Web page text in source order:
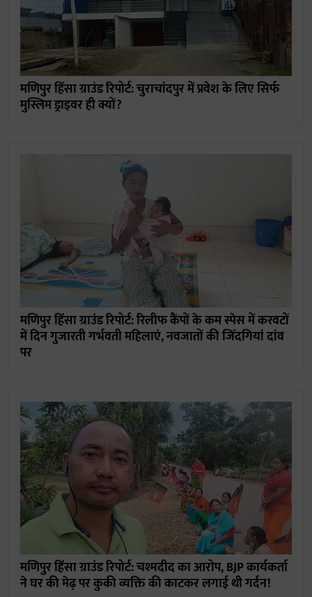
मणिपुर हिंसा ग्राउंड रिपोर्ट: चुराचांदपुर में प्रवेश के लिए सिर्फ
मुस्लिम ड्राइवर ही क्यों?
मणिपुर हिंसा ग्राउंड रिपोर्ट: रिलीफ कैंपों के कम स्पेस में करवटों
में दिन गुजारती गर्भवती महिलाएं, नवजातों की जिंदगियां दांव
पर
मणिपुर हिंसा ग्राउंड रिपोर्ट: चश्मदीद का आरोप, BJP कार्यकर्ता
ने घर की मेढ़ पर कुकी व्यक्ति की काटकर लगाई थी गर्दन!